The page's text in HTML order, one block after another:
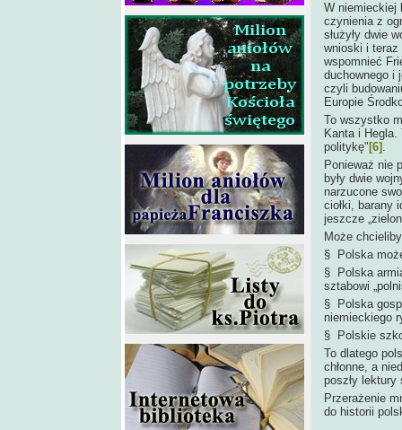
W niemieckiej
czynienia z
służyły dwie
wnioski i teraz
wspomnieć
duchownego i
czyli
Europie
To wszystko
Kanta i Hegla.
politykę" [6] .
Ponieważ nie
były dwie
narzucone
ciołki, barany
jeszcze
Może
§ Polska
§ Polska
sztabowi
§ Polska
niemieckiego
§ Polskie
To dlatego
chłonne, a
poszły lektury
Przerażenie
do historii